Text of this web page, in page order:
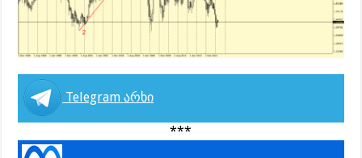
Telegram არხი
***